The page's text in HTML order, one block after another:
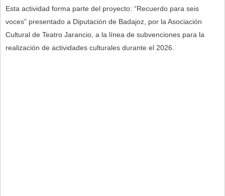
Esta actividad forma parte del proyecto: “Recuerdo para seis
voces” presentado a Diputación de Badajoz, por la Asociación
Cultural de Teatro Jarancio, a la línea de subvenciones para la
realización de actividades culturales durante el 2026.